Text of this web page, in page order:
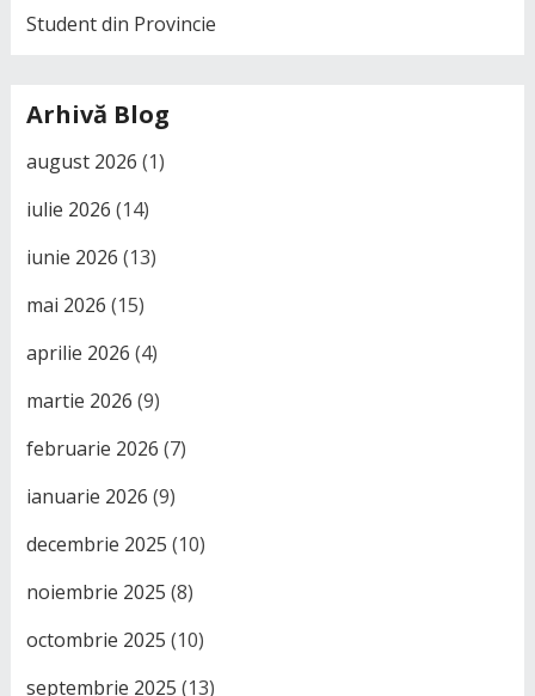
Student din Provincie
Arhivă Blog
august 2026 (1)
iulie 2026 (14)
iunie 2026 (13)
mai 2026 (15)
aprilie 2026 (4)
martie 2026 (9)
februarie 2026 (7)
ianuarie 2026 (9)
decembrie 2025 (10)
noiembrie 2025 (8)
octombrie 2025 (10)
septembrie 2025 (13)